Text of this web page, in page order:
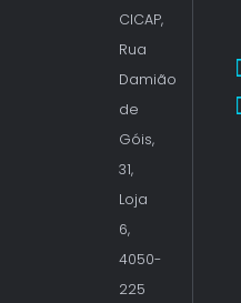
CICAP,
Rua
Damião
de
Góis,
31,
Loja
6,
4050-
225